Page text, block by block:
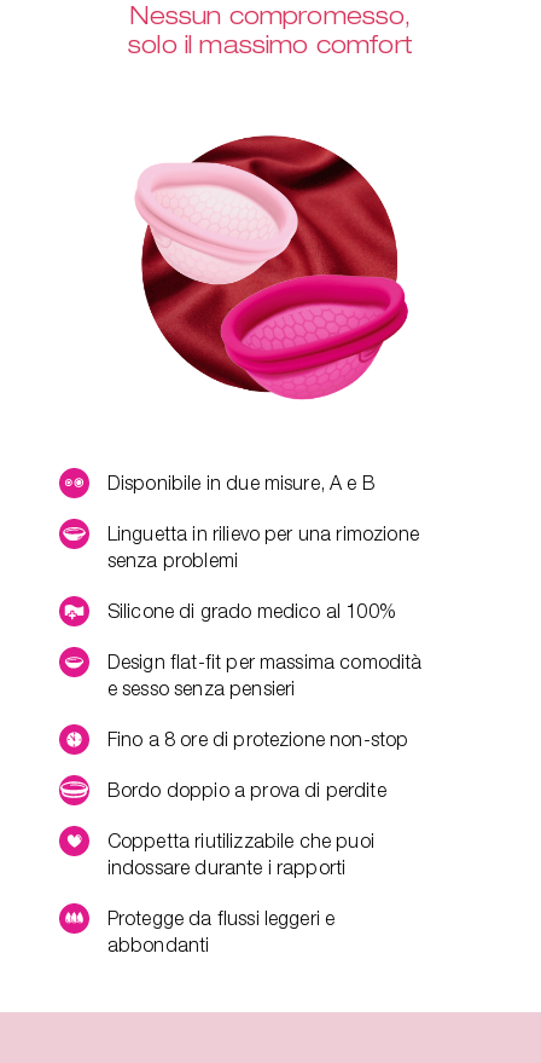
Nessun compromesso,
solo il massimo comfort
Disponibile in due misure, A e B
Linguetta in rilievo per una rimozione
senza problemi
Silicone di grado medico al 100%
Design flat-fit per massima comodità
e sesso senza pensieri
Fino a 8 ore di protezione non-stop
Bordo doppio a prova di perdite
Coppetta riutilizzabile che puoi
indossare durante i rapporti
Protegge da flussi leggeri e
abbondanti